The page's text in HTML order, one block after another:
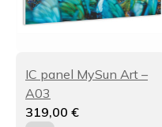
IC panel MySun Art –
A03
319,00 €